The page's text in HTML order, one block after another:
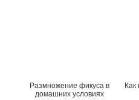
Размножение фикуса в
домашних условиях
Как